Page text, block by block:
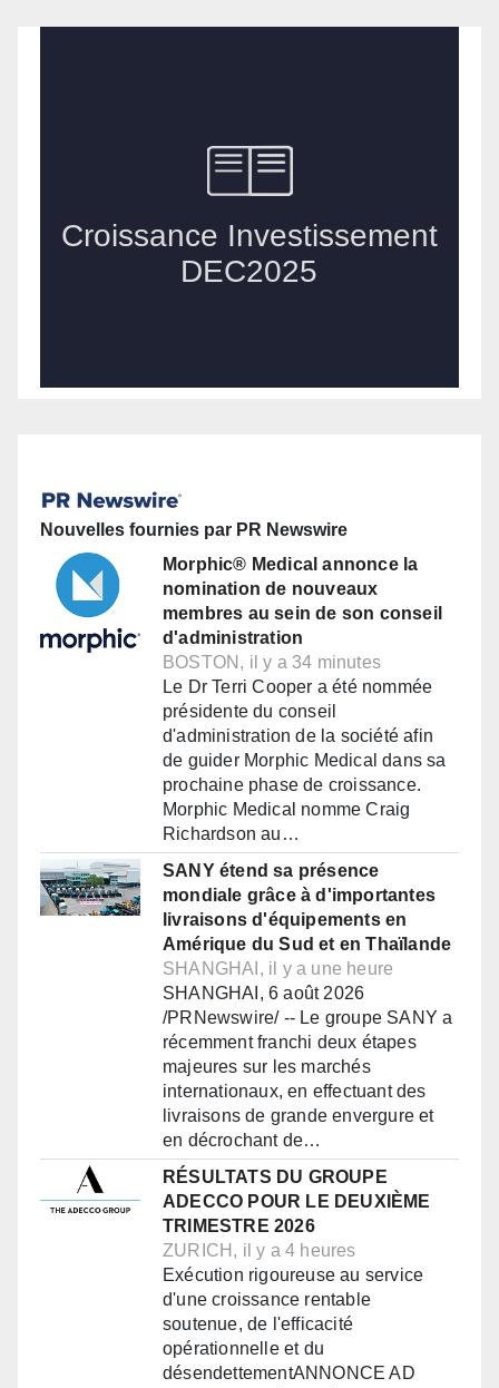
Nouvelles fournies par PR Newswire
Morphic® Medical annonce la
nomination de nouveaux
membres au sein de son conseil
d'administration
BOSTON, il y a 34 minutes
Le Dr Terri Cooper a été nommée
présidente du conseil
d'administration de la société afin
de guider Morphic Medical dans sa
prochaine phase de croissance.
Morphic Medical nomme Craig
Richardson au…
SANY étend sa présence
mondiale grâce à d'importantes
livraisons d'équipements en
Amérique du Sud et en Thaïlande
SHANGHAI, il y a une heure
SHANGHAI, 6 août 2026
/PRNewswire/ -- Le groupe SANY a
récemment franchi deux étapes
majeures sur les marchés
internationaux, en effectuant des
livraisons de grande envergure et
en décrochant de…
RÉSULTATS DU GROUPE
ADECCO POUR LE DEUXIÈME
TRIMESTRE 2026
ZURICH, il y a 4 heures
Exécution rigoureuse au service
d'une croissance rentable
soutenue, de l'efficacité
opérationnelle et du
désendettementANNONCE AD